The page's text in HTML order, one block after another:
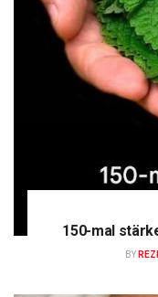
150-mal
BY